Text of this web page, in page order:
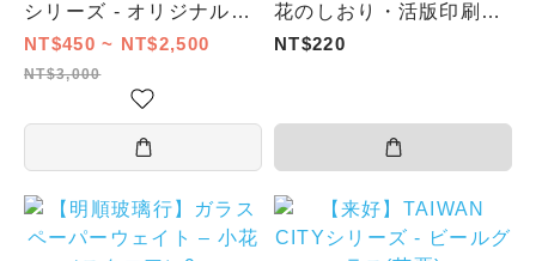
シリーズ - オリジナルビ
ールグラス(3個セット/5
セット/16個セット)
NT$450 ~ NT$2,500
NT$3,000
花のしおり・活版印刷
（3枚セット）
NT$220